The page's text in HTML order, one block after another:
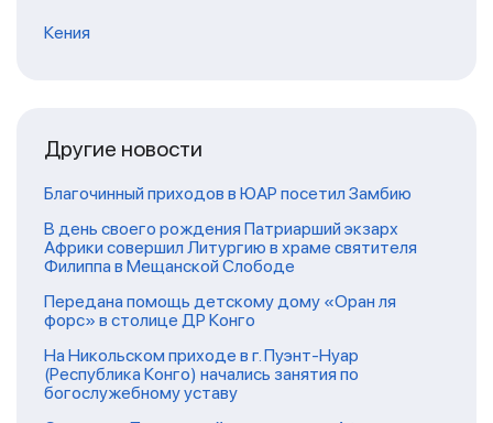
Кения
Другие новости
Благочинный приходов в ЮАР посетил Замбию
В день своего рождения Патриарший экзарх
Африки совершил Литургию в храме святителя
Филиппа в Мещанской Слободе
Передана помощь детскому дому «Оран ля
форс» в столице ДР Конго
На Никольском приходе в г. Пуэнт-Нуар
(Республика Конго) начались занятия по
богослужебному уставу